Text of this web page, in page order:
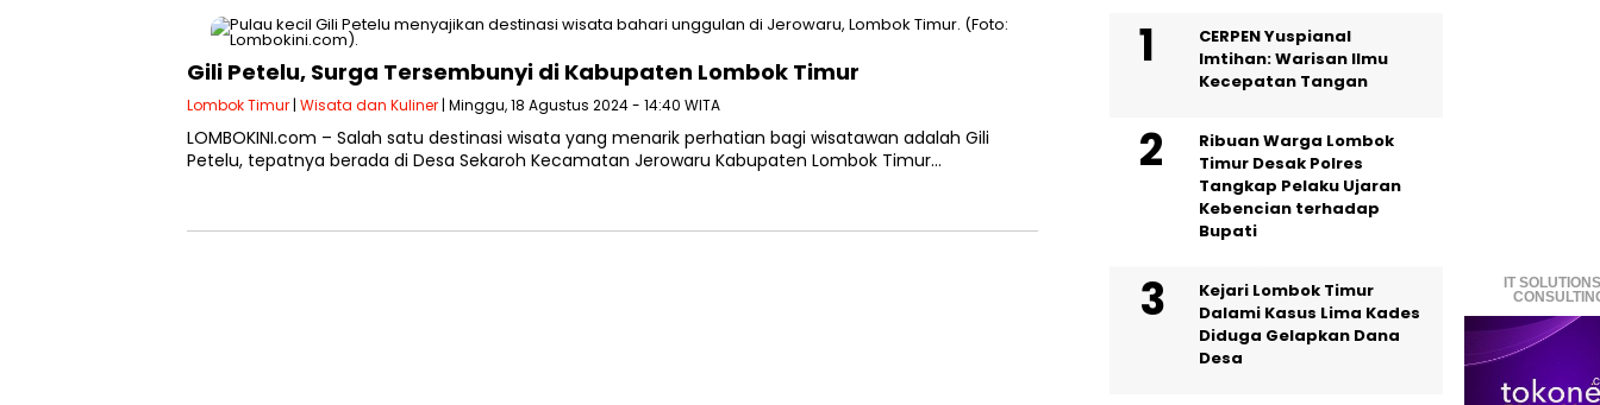
IT
Gili Petelu, Surga Tersembunyi di Kabupaten Lombok Timur
Lombok Timur | Wisata dan Kuliner | Minggu, 18 Agustus 2024 - 14:40 WITA
LOMBOKINI.com – Salah satu destinasi wisata yang menarik perhatian bagi wisatawan adalah Gili
Petelu, tepatnya berada di Desa Sekaroh Kecamatan Jerowaru Kabupaten Lombok Timur…
CERPEN Yuspianal
Imtihan: Warisan Ilmu
Kecepatan Tangan
Ribuan Warga Lombok
Timur Desak Polres
Tangkap Pelaku Ujaran
Kebencian terhadap
Bupati
Kejari Lombok Timur
Dalami Kasus Lima Kades
Diduga Gelapkan Dana
Desa